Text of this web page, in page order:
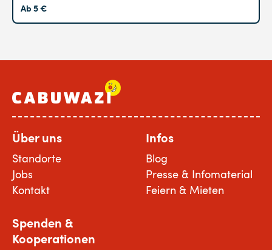
Ab 5 €
Über uns
Standorte
Jobs
Kontakt
Infos
Blog
Presse & Infomaterial
Feiern & Mieten
Spenden &
Kooperationen